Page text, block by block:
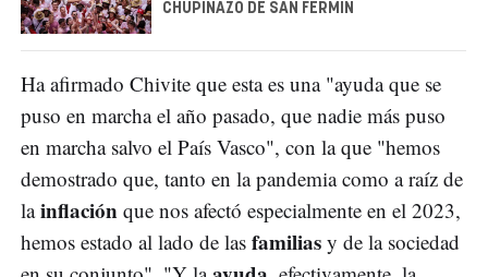
CHUPINAZO DE SAN FERMÍN
Ha afirmado Chivite que esta es una "ayuda que se
puso en marcha el año pasado, que nadie más puso
en marcha salvo el País Vasco", con la que "hemos
demostrado que, tanto en la pandemia como a raíz de
lainflación que nos afectó especialmente en el 2023,
hemos estado al lado de las familias y de la sociedad